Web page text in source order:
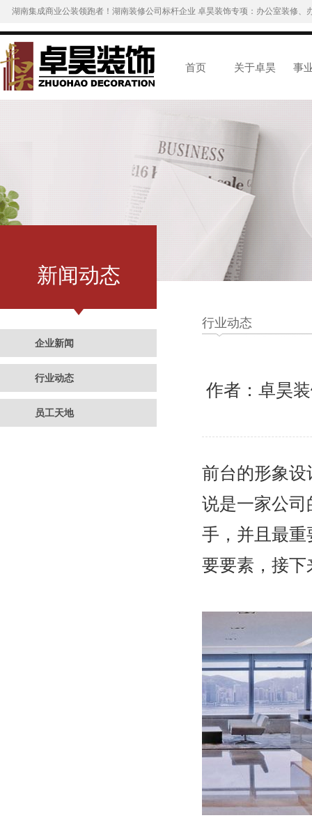
湖南集成商业公装领跑者！湖南装修公司标杆企业 卓昊装饰专项：办公室装修
首页 关于卓昊 事
新闻动态
企业新闻
行业动态
员工天地
行业动态
作者：卓昊
前台的形象
说是一家公司
手，并且最
要要素，接